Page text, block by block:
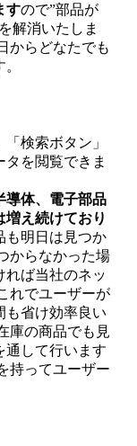
すので”部品が
解消いたしま
からどなたでも
検索ボタン」
を閲覧できま
導体、電子部品
え続けており
も明日は見つか
からなかった場
れば当社のネッ
れでユーザーが
も省け効率良い
庫の商品でも見
通して行います
持ってユーザー